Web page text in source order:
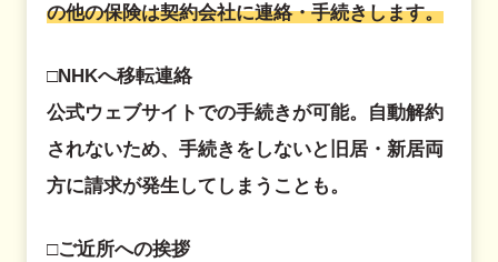
の他の保険は契約会社に連絡・手続きします。
□NHKへ移転連絡
公式ウェブサイトでの手続きが可能。自動解約
されないため、手続きをしないと旧居・新居両
方に請求が発生してしまうことも。
□ご近所への挨拶